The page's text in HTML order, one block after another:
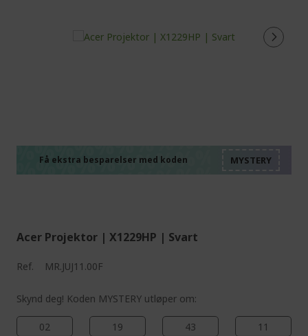
Få ekstra besparelser med koden
Acer Projektor | X1229HP | Svart
Ref. MR.JUJ11.00F
Skynd deg! Koden MYSTERY utløper om:
02 19 43 10